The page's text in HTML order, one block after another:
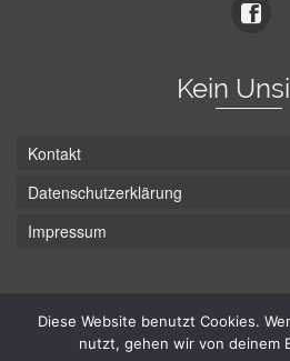
Kein
Kontakt
Datenschutzerklärung
Impressum
© Hans-Wurst.net - Gute Laune seit 2005
Diese Website benutzt Cookies.
nutzt, gehen wir von deinem